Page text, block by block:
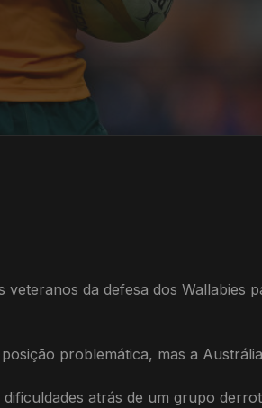
da defesa dos Wallabies
problemática, mas a
atrás de um grupo